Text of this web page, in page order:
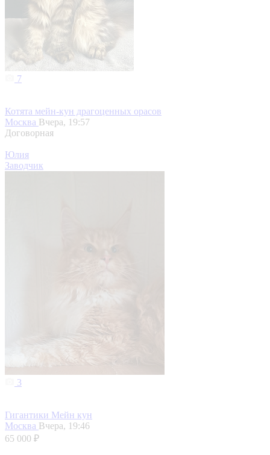
7
Котята мейн-кун драгоценных орасов
Москва Вчера, 19:57
Договорная
Юлия
Заводчик
3
Гигантики Мейн кун
Москва Вчера, 19:46
65 000 ₽